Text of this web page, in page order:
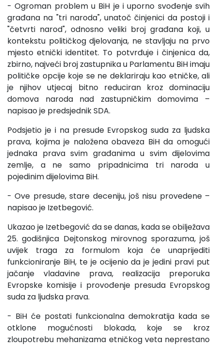
- Ogroman problem u BiH je i uporno svođenje svih
građana na "tri naroda", unatoč činjenici da postoji i
"četvrti narod", odnosno veliki broj građana koji, u
kontekstu političkog djelovanja, ne stavljaju na prvo
mjesto etnički identitet. To potvrđuje i činjenica da,
zbirno, najveći broj zastupnika u Parlamentu BiH imaju
političke opcije koje se ne deklariraju kao etničke, ali
je njihov utjecaj bitno reduciran kroz dominaciju
domova naroda nad zastupničkim domovima –
napisao je predsjednik SDA.
Podsjetio je i na presude Evropskog suda za ljudska
prava, kojima je naložena obaveza BiH da omogući
jednaka prava svim građanima u svim dijelovima
zemlje, a ne samo pripadnicima tri naroda u
pojedinim dijelovima BiH.
- Ove presude, stare deceniju, još nisu provedene –
napisao je Izetbegović.
Ukazao je Izetbegović da se danas, kada se obilježava
25. godišnjica Dejtonskog mirovnog sporazuma, još
uvijek traga za formulom koja će unaprijediti
funkcioniranje BiH, te je ocijenio da je jedini pravi put
jačanje vladavine prava, realizacija preporuka
Evropske komisije i provođenje presuda Evropskog
suda za ljudska prava.
- BiH će postati funkcionalna demokratija kada se
otklone mogućnosti blokada, koje se kroz
zloupotrebu mehanizama etničkog veta neprestano